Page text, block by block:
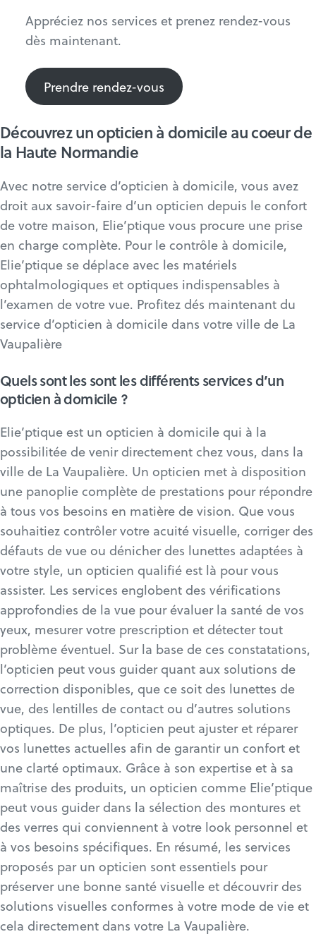
Appréciez nos services et prenez rendez-vous
dès maintenant.
Prendre rendez-vous
Découvrez un opticien à domicile au coeur de
la Haute Normandie
Avec notre service d’opticien à domicile, vous avez
droit aux savoir-faire d’un opticien depuis le confort
de votre maison, Elie’ptique vous procure une prise
en charge complète. Pour le contrôle à domicile,
Elie’ptique se déplace avec les matériels
ophtalmologiques et optiques indispensables à
l’examen de votre vue. Profitez dés maintenant du
service d’opticien à domicile dans votre ville de La
Vaupalière
Quels sont les sont les différents services d’un
opticien à domicile ?
Elie’ptique est un opticien à domicile qui à la
possibilitée de venir directement chez vous, dans la
ville de La Vaupalière. Un opticien met à disposition
une panoplie complète de prestations pour répondre
à tous vos besoins en matière de vision. Que vous
souhaitiez contrôler votre acuité visuelle, corriger des
défauts de vue ou dénicher des lunettes adaptées à
votre style, un opticien qualifié est là pour vous
assister. Les services englobent des vérifications
approfondies de la vue pour évaluer la santé de vos
yeux, mesurer votre prescription et détecter tout
problème éventuel. Sur la base de ces constatations,
l’opticien peut vous guider quant aux solutions de
correction disponibles, que ce soit des lunettes de
vue, des lentilles de contact ou d’autres solutions
optiques. De plus, l’opticien peut ajuster et réparer
vos lunettes actuelles afin de garantir un confort et
une clarté optimaux. Grâce à son expertise et à sa
maîtrise des produits, un opticien comme Elie’ptique
peut vous guider dans la sélection des montures et
des verres qui conviennent à votre look personnel et
à vos besoins spécifiques. En résumé, les services
proposés par un opticien sont essentiels pour
préserver une bonne santé visuelle et découvrir des
solutions visuelles conformes à votre mode de vie et
cela directement dans votre La Vaupalière.